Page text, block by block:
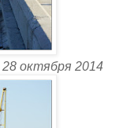
октября 2014